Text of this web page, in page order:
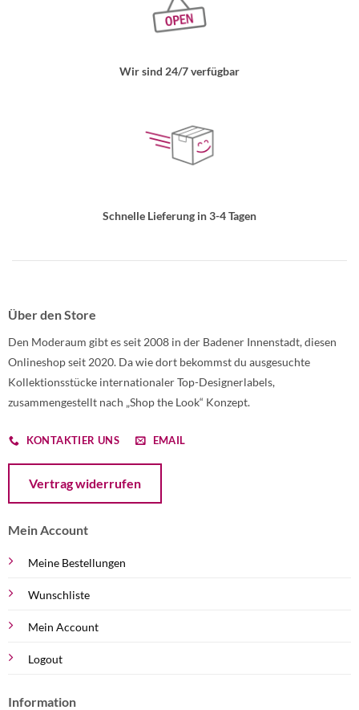
Wir sind 24/7 verfügbar
Schnelle Lieferung in 3-4 Tagen
Über den Store
Den Moderaum gibt es seit 2008 in der Badener Innenstadt, diesen
Onlineshop seit 2020. Da wie dort bekommst du ausgesuchte
Kollektionsstücke internationaler Top-Designerlabels,
zusammengestellt nach „Shop the Look“ Konzept.
KONTAKTIER UNS EMAIL
Vertrag widerrufen
Mein Account
Meine Bestellungen
Wunschliste
Mein Account
Logout
Information